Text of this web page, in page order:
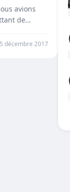
avions
de
décembre 2017